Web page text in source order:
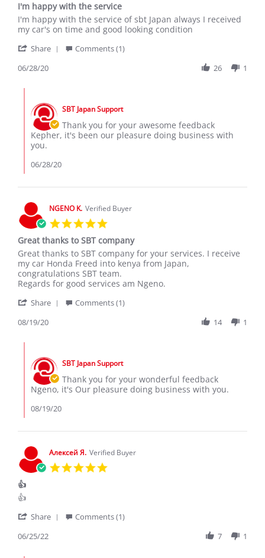
rating
I'm happy with the service
Review
by
M.
28
2020
review
stating
happy
the
I'm happy with the service of sbt Japan always I received
my car's on time and good looking condition
Share
on
Jun
2020
Comments (1)
06/28/20
26 1
Store
Owner
on
Review
by
Kepher
M.
Jun
2020
SBT Japan Support
Thank you for your awesome feedback
Kepher, it's been our pleasure doing business with
you.
06/28/20
NGENO K. Verified Buyer
rating
Great thanks to SBT company
Review
by
NGENO
K.
19
2020
review
stating
Great
thanks
SBT
Great thanks to SBT company for your services. I receive
my car Honda Freed into kenya from Japan,
congratulations SBT team.
Regards for good services am Ngeno.
Share
on
Aug
2020
Comments (1)
08/19/20
14 1
Store
Owner
on
Review
by
NGENO
19
Aug
2020
SBT Japan Support
Thank you for your wonderful feedback
Ngeno, it's Our pleasure doing business with you.
08/19/20
Алексей Я. Verified Buyer
👍
Review
Алексей
on
review
👍
👍
Share
Comments (1)
06/25/22
7 1